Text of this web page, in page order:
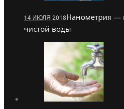
14 ИЮЛЯ 2018Нанометрия —
чистой воды